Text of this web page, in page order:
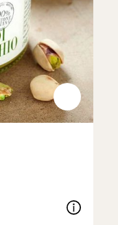
4.9 von 5 Sternen